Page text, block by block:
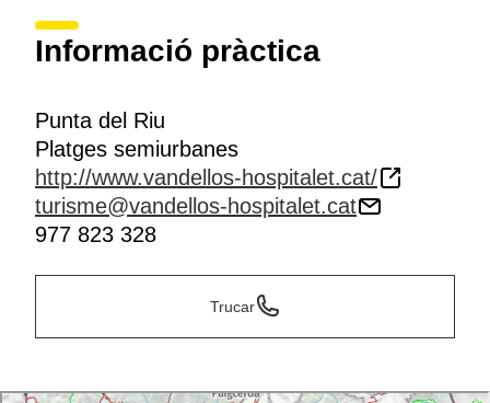
Informació pràctica
Punta del Riu
Platges semiurbanes
http://www.vandellos-hospitalet.cat/
turisme@vandellos-hospitalet.cat
977 823 328
Trucar